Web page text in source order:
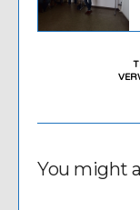
You might